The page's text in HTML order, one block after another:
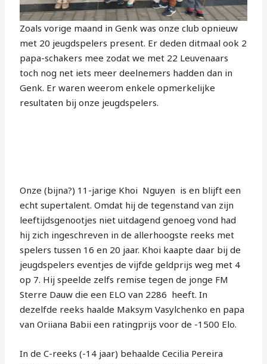
Zoals vorige maand in Genk was onze club opnieuw
met 20 jeugdspelers present. Er deden ditmaal ook 2
papa-schakers mee zodat we met 22 Leuvenaars
toch nog net iets meer deelnemers hadden dan in
Genk. Er waren weerom enkele opmerkelijke
resultaten bij onze jeugdspelers.
Onze (bijna?) 11-jarige Khoi Nguyen is en blijft een
echt supertalent. Omdat hij de tegenstand van zijn
leeftijdsgenootjes niet uitdagend genoeg vond had
hij zich ingeschreven in de allerhoogste reeks met
spelers tussen 16 en 20 jaar. Khoi kaapte daar bij de
jeugdspelers eventjes de vijfde geldprijs weg met 4
op 7. Hij speelde zelfs remise tegen de jonge FM
Sterre Dauw die een ELO van 2286 heeft. In
dezelfde reeks haalde Maksym Vasylchenko en papa
van Oriiana Babii een ratingprijs voor de -1500 Elo.
In de C-reeks (-14 jaar) behaalde Cecilia Pereira